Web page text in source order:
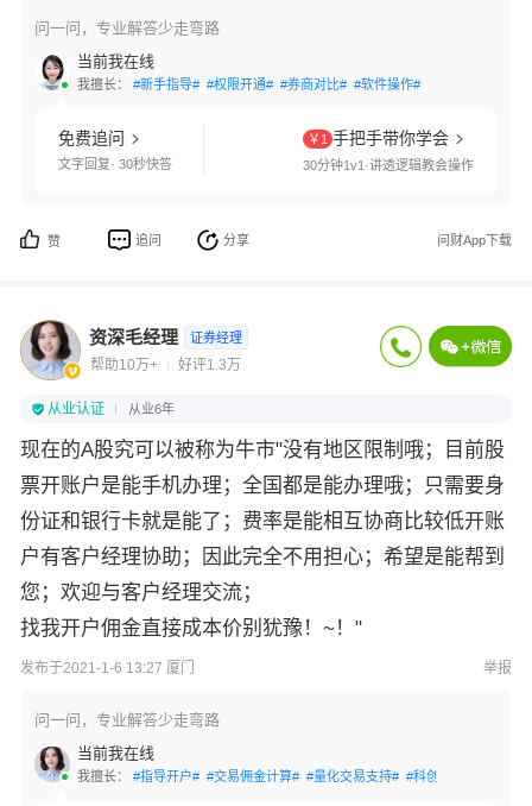
问一问，专业解答少走弯路
当前我在线
我擅长： #新手指导# #权限开通# #券商对比# #软件操作#
免费追问
文字回复· 30秒快答
￥1 手把手带你学会
30分钟1v1·讲透逻辑教会操作
赞 追问 分享 问财App下载
资深毛经理 证券经理
帮助10万+ 好评1.3万
从业认证 从业6年
现在的A股究可以被称为牛市"没有地区限制哦；目前股
票开账户是能手机办理；全国都是能办理哦；只需要身
份证和银行卡就是能了；费率是能相互协商比较低开账
户有客户经理协助；因此完全不用担心；希望是能帮到
您；欢迎与客户经理交流；
找我开户佣金直接成本价别犹豫！~！"
发布于2021-1-6 13:27 厦门 举报
问一问，专业解答少走弯路
当前我在线
我擅长： #指导开户# #交易佣金计算# #量化交易支持# #科创板开通#